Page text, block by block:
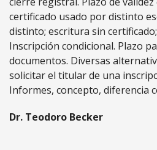
certificado usado por distinto
distinto; escritura sin
Inscripción condicional. Plazo
documentos. Diversas
solicitar el titular de una
Informes, concepto, diferencia
Dr. Teodoro Becker